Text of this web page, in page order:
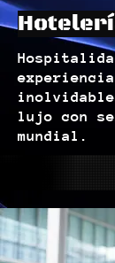
lujo con
mundial.